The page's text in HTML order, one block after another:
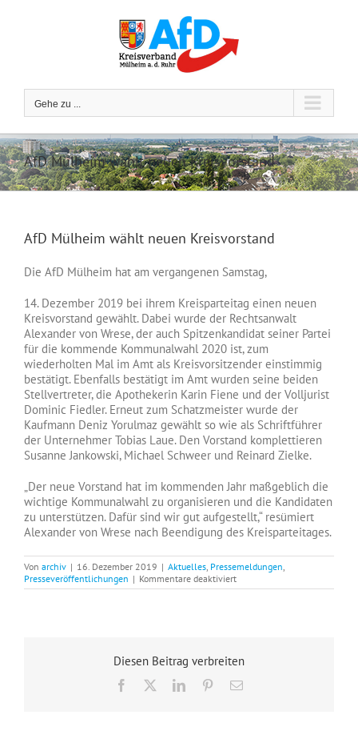
Gehe zu ...
AfD Mülheim wählt neuen Kreisvorstand
AfD Mülheim wählt neuen Kreisvorstand
Die AfD Mülheim hat am vergangenen Samstag,
14. Dezember 2019 bei ihrem Kreisparteitag einen neuen
Kreisvorstand gewählt. Dabei wurde der Rechtsanwalt
Alexander von Wrese, der auch Spitzenkandidat seiner Partei
für die kommende Kommunalwahl 2020 ist, zum
wiederholten Mal im Amt als Kreisvorsitzender einstimmig
bestätigt. Ebenfalls bestätigt im Amt wurden seine beiden
Stellvertreter, die Apothekerin Karin Fiene und der Volljurist
Dominic Fiedler. Erneut zum Schatzmeister wurde der
Kaufmann Deniz Yorulmaz gewählt so wie als Schriftführer
der Unternehmer Tobias Laue. Den Vorstand komplettieren
Susanne Jankowski, Michael Schweer und Reinard Zielke.
„Der neue Vorstand hat im kommenden Jahr maßgeblich die
wichtige Kommunalwahl zu organisieren und die Kandidaten
zu unterstützen. Dafür sind wir gut aufgestellt,“ resümiert
Alexander von Wrese nach Beendigung des Kreisparteitages.
Von archiv | 16. Dezember 2019 | Aktuelles, Pressemeldungen,
Presseveröffentlichungen | Kommentare deaktiviertfür
AfD
Diesen Beitrag verbreiten
Facebook LinkedInPinterest
E-